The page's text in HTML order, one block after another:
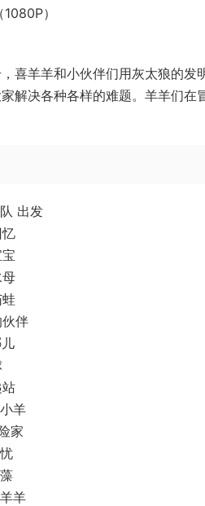
）
喜羊羊和小伙伴们用灰太狼的
解决各种各样的难题。羊羊们
出发
伴
羊
家
羊